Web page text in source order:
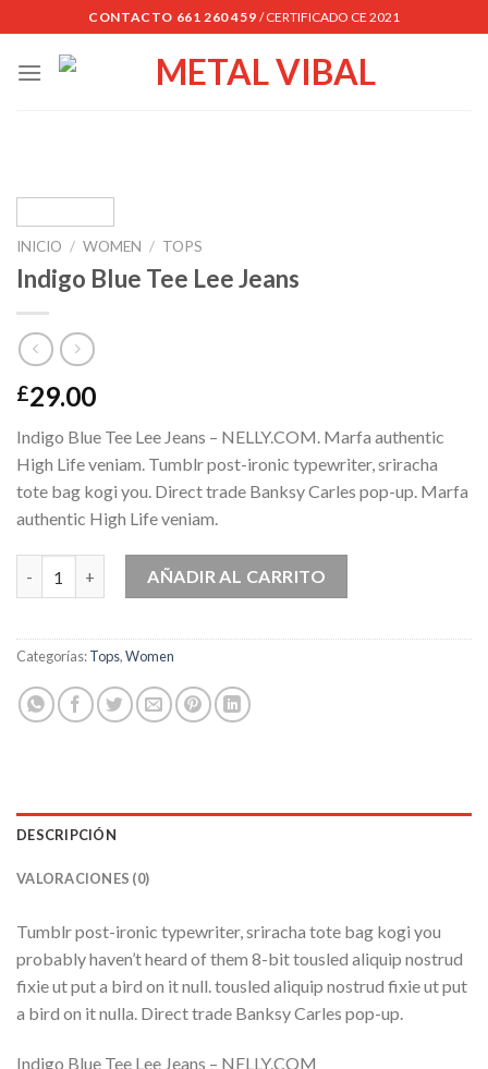
to
content
CONTACTO 661 260 459 / CERTIFICADO CE 2021
INICIO / WOMEN / TOPS
Indigo Blue Tee Lee Jeans
£29.00
Indigo Blue Tee Lee Jeans – NELLY.COM. Marfa authentic
High Life veniam. Tumblr post-ironic typewriter, sriracha
tote bag kogi you. Direct trade Banksy Carles pop-up. Marfa
authentic High Life veniam.
Indigo Blue Tee Lee Jeans cantidad
AÑADIR AL CARRITO
Categorías:Tops,Women
DESCRIPCIÓN
VALORACIONES (0)
Tumblr post-ironic typewriter, sriracha tote bag kogi you
probably haven’t heard of them 8-bit tousled aliquip nostrud
fixie ut put a bird on it null. tousled aliquip nostrud fixie ut put
a bird on it nulla. Direct trade Banksy Carles pop-up.
Indigo Blue Tee Lee Jeans – NELLY.COM